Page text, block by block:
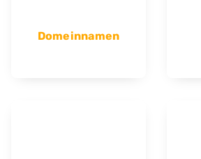
Domeinnamen